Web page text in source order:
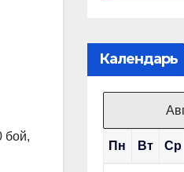
бой,
Календарь
Пн Вт Ср